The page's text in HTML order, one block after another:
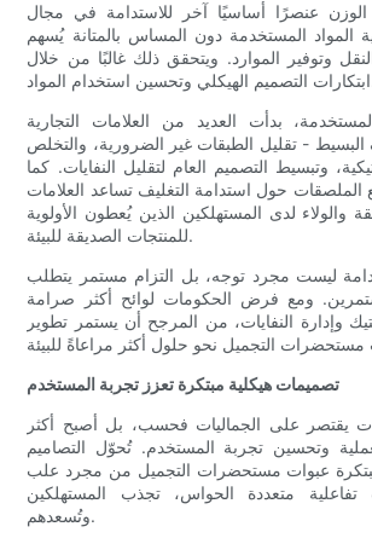
عنصرًا أساسيًا آخر للاستدامة في مجال
المواد المستخدمة دون المساس بالمتانة يُسهم
وتوفير الموارد. ويتحقق ذلك غالبًا من خلال
بدأت العديد من العلامات التجارية
البسيط - تقليل الطبقات غير الضرورية، والتخلص
وتبسيط التصميم العام لتقليل النفايات. كما
حول استدامة التغليف تساعد العلامات
والولاء لدى المستهلكين الذين يُعطون الأولوية
للمنتجات الصديقة للبيئة.
ليست مجرد توجه، بل التزام مستمر يتطلب
ومع فرض الحكومات لوائح أكثر صرامة
وإدارة النفايات، من المرجح أن يستمر تطوير
تصميمات هيكلية مبتكرة تعزز تجربة المستخدم
يقتصر على الجماليات فحسب، بل أصبح أكثر
وتحسين تجربة المستخدم. تُحوّل التصاميم
عبوات مستحضرات التجميل من مجرد علب
متعددة الحواس، تجذب المستهلكين
وتُسعدهم.